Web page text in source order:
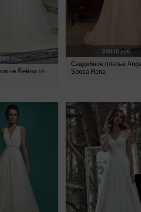
руб.
Бейли от
24000руб.
Свадебное платье
Sposa Rena